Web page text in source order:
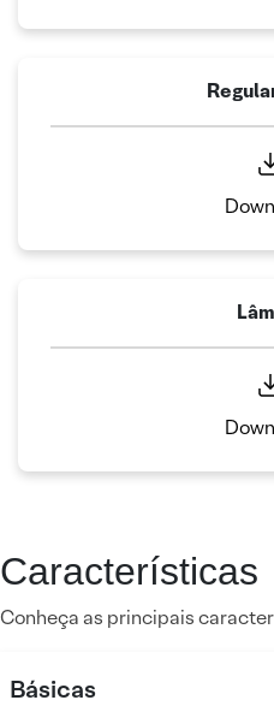
Características
Conheça as principais
Básicas